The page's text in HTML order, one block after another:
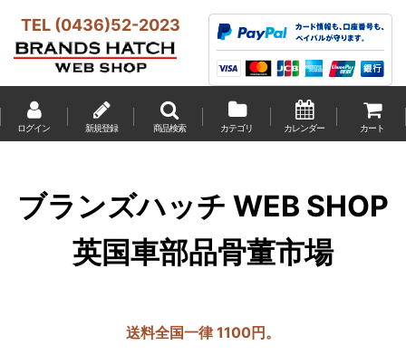
TEL (0436)52-2023
ログイン 新規登録 商品検索 カテゴリ カレンダー カート
ブランズハッチ WEB SHOP
英国車部品骨董市場
送料全国一律 1100円。